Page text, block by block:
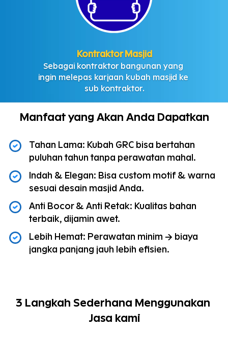
Kontraktor Masjid
Sebagai kontraktor bangunan yang
ingin melepas karjaan kubah masjid ke
sub kontraktor.
Manfaat yang Akan Anda Dapatkan
Tahan Lama: Kubah GRC bisa bertahan
puluhan tahun tanpa perawatan mahal.
Indah & Elegan: Bisa custom motif & warna
sesuai desain masjid Anda.
Anti Bocor & Anti Retak: Kualitas bahan
terbaik, dijamin awet.
Lebih Hemat: Perawatan minim → biaya
jangka panjang jauh lebih efisien.
3 Langkah Sederhana Menggunakan
Jasa kami